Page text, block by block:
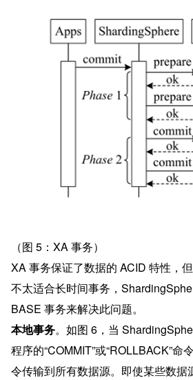
（图 5：XA 事务）
XA 事务保证了数据的 ACID 特性，
不太适合长时间事务，
BASE 事务来解决此问题。
本地事务。如图 6，当
程序的“COMMIT”或“ROLLBACK”命
令传输到所有数据源。即使某些数据